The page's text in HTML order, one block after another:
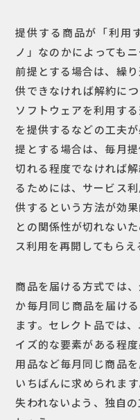
提供する商品が「利用
ノ」なのかによっても
前提とする場合は、繰
供できなければ解約に
ソフトウェアを利用す
を提供するなどの工夫
提とする場合は、毎月
切れる程度でなければ
るためには、サービス
供するという方法が効
との関係性が切れない
ス利用を再開してもらえ
商品を届ける方式では
か毎月同じ商品を届け
ます。セレクト品では
イズ的な要素がある程
用品など毎月同じ商品
いちばんに求められま
失われないよう、独自